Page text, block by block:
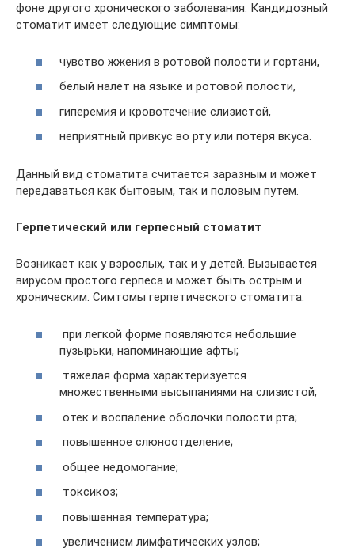
фоне другого хронического заболевания. Кандидозный
стоматит имеет следующие симптомы:
чувство жжения в ротовой полости и гортани,
белый налет на языке и ротовой полости,
гиперемия и кровотечение слизистой,
неприятный привкус во рту или потеря вкуса.
Данный вид стоматита считается заразным и может
передаваться как бытовым, так и половым путем.
Герпетический или герпесный стоматит
Возникает как у взрослых, так и у детей. Вызывается
вирусом простого герпеса и может быть острым и
хроническим. Симтомы герпетического стоматита:
при легкой форме появляются небольшие
пузырьки, напоминающие афты;
тяжелая форма характеризуется
множественными высыпаниями на слизистой;
отек и воспаление оболочки полости рта;
повышенное слюноотделение;
общее недомогание;
токсикоз;
повышенная температура;
увеличением лимфатических узлов;